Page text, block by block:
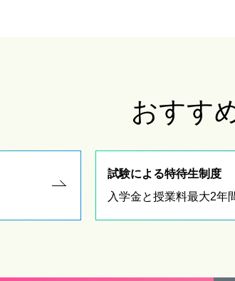
おすす
試験による特待生制度
入学金と授業料最大2年